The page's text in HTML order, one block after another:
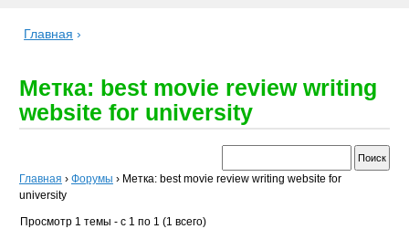
Главная ›
Метка: best movie review writing
website for university
Главная › Форумы › Метка: best movie review writing website for
university
Просмотр 1 темы - с 1 по 1 (1 всего)